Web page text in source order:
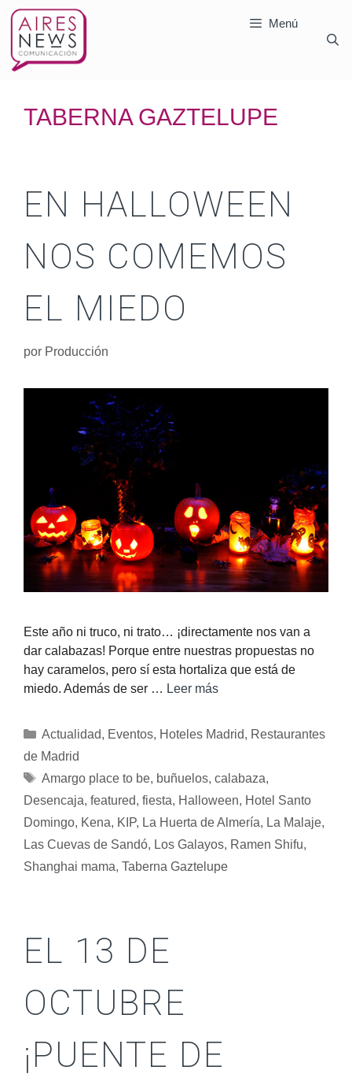
Menú
TABERNA GAZTELUPE
EN HALLOWEEN
NOS COMEMOS
EL MIEDO
por Producción
Este año ni truco, ni trato… ¡directamente nos van a
dar calabazas! Porque entre nuestras propuestas no
hay caramelos, pero sí esta hortaliza que está de
miedo. Además de ser … Leer más
Actualidad, Eventos, Hoteles Madrid, Restaurantes
de Madrid
Amargo place to be, buñuelos, calabaza,
Desencaja, featured, fiesta, Halloween, Hotel Santo
Domingo, Kena, KIP, La Huerta de Almería, La Malaje,
Las Cuevas de Sandó, Los Galayos, Ramen Shifu,
Shanghai mama, Taberna Gaztelupe
EL 13 DE
OCTUBRE
¡PUENTE DE